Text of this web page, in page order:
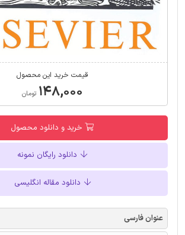
قیمت خرید این محصول
۱۴۸,۰۰۰ تومان
خرید و دانلود محصول
دانلود رایگان نمونه
دانلود مقاله انگلیسی
عنوان فارسی